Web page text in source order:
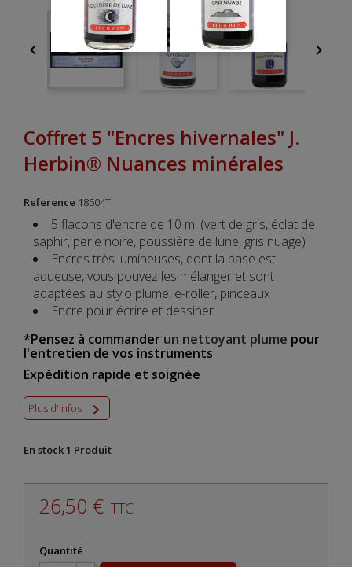
 
Coffret 5 "Encres hivernales" J.
Herbin® Nuances minérales
Reference 18504T
5 flacons d'encre de 10 ml (vert de gris, éclat de
saphir, perle noire, poussière de lune, gris nuage)
Encres très lumineuses, dont la base est
aqueuse, vous pouvez les mélanger et sont
adaptées au stylo plume, e-roller, pinceaux
Encre pour écrire et dessiner
*Pensez à commander un nettoyant plume pour
l'entretien de vos instruments
Expédition rapide et soignée
Plus d'infos 
En stock 1 Produit
26,50 € TTC
Quantité